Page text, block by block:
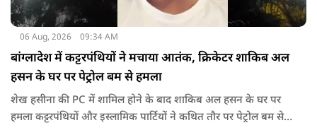
06 Aug, 2026 09:34 AM
बांग्लादेश में कट्टरपंथियों ने मचाया आतंक, क्रिकेटर शाकिब अल
हसन के घर पर पेट्रोल बम से हमला
शेख हसीना की PC में शामिल होने के बाद शाकिब अल हसन के घर पर
हमला कट्टरपंथियों और इस्लामिक पार्टियों ने कथित तौर पर पेट्रोल बम से